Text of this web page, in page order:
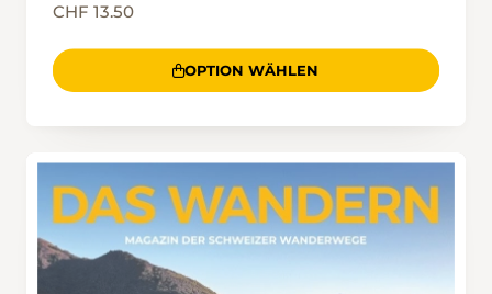
CHF 13.50
OPTION WÄHLEN